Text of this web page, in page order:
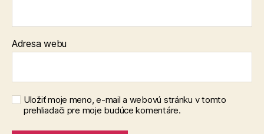
Adresa webu
Uložiť moje meno, e-mail a webovú stránku v tomto
prehliadači pre moje budúce komentáre.